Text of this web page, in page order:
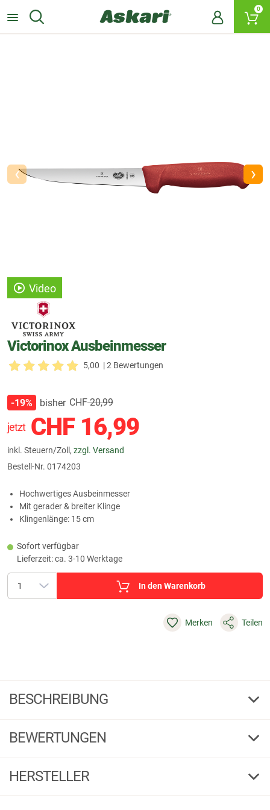
0
Video
‹ ›
Victorinox Ausbeinmesser
5,00 | 2 Bewertungen
jetzt CHF16,99
inkl. Steuern/Zoll, zzgl. Versand
-19% bisher CHF20,99
Bestell-Nr. 0174203
Hochwertiges Ausbeinmesser
Mit gerader & breiter Klinge
Klingenlänge: 15 cm
Sofort verfügbar
Lieferzeit: ca. 3-10 Werktage
In den Warenkorb
Merken Teilen
BESCHREIBUNG
Ein hochwertiges Ausbeinmesser mit gerader, breiter Klinge.
BEWERTUNGEN
5,00
HERSTELLER